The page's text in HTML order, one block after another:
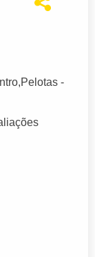
Pelotas -